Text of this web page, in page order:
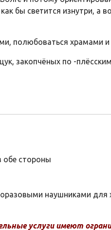
бы светится изнутри, а
полюбоваться храмами
закопчёных по -
обе стороны
наушниками
услуги имеют